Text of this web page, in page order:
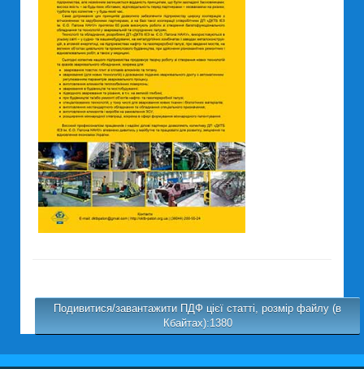
Подивитися/завантажити ПДФ цієї статті, розмір файлу (в
Кбайтах):1380